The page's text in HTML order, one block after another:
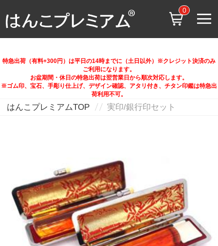
0
特急出荷（有料+300円）は平日の14時までに（土日以外）※クレジット決済のみ
ご利用になります。
お盆期間・休日の特急出荷は翌営業日から順次対応します。
※ゴム印、宝石、手彫り仕上げ、デザイン確認、アタリ付き、チタン印鑑は特急出
荷利用不可。
はんこプレミアムTOP 実印/銀行印セット